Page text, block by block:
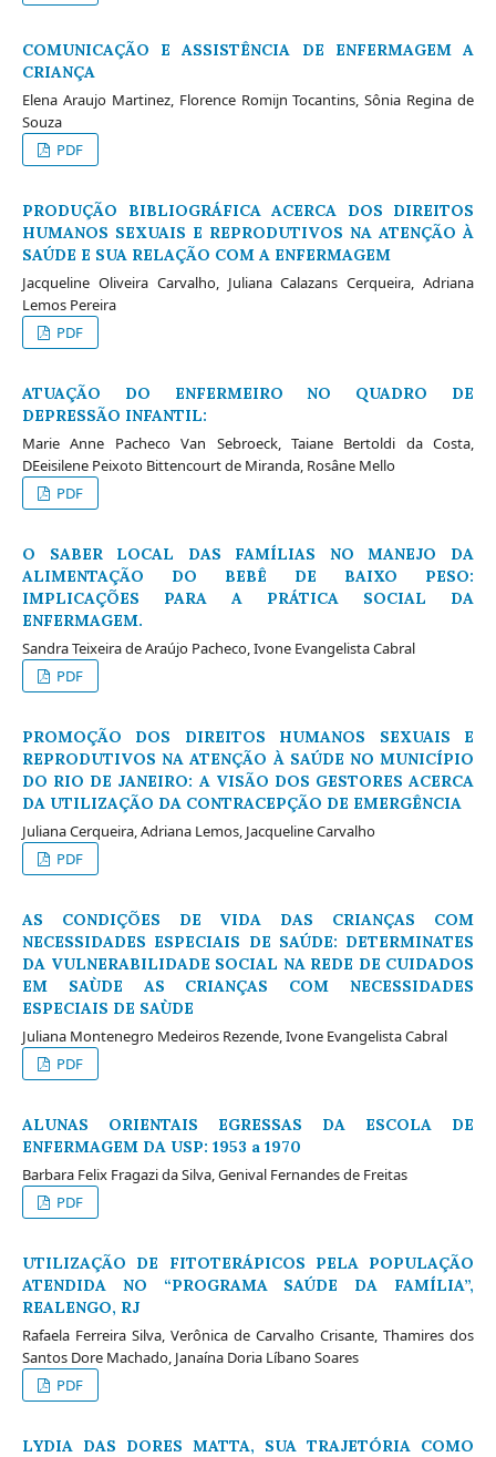
COMUNICAÇÃO E ASSISTÊNCIA DE ENFERMAGEM A
CRIANÇA
Elena Araujo Martinez, Florence Romijn Tocantins, Sônia Regina de
Souza
PDF
PRODUÇÃO BIBLIOGRÁFICA ACERCA DOS DIREITOS
HUMANOS SEXUAIS E REPRODUTIVOS NA ATENÇÃO À
SAÚDE E SUA RELAÇÃO COM A ENFERMAGEM
Jacqueline Oliveira Carvalho, Juliana Calazans Cerqueira, Adriana
Lemos Pereira
PDF
ATUAÇÃO DO ENFERMEIRO NO QUADRO DE
DEPRESSÃO INFANTIL:
Marie Anne Pacheco Van Sebroeck, Taiane Bertoldi da Costa,
DEeisilene Peixoto Bittencourt de Miranda, Rosâne Mello
PDF
O SABER LOCAL DAS FAMÍLIAS NO MANEJO DA
ALIMENTAÇÃO DO BEBÊ DE BAIXO PESO:
IMPLICAÇÕES PARA A PRÁTICA SOCIAL DA
ENFERMAGEM.
Sandra Teixeira de Araújo Pacheco, Ivone Evangelista Cabral
PDF
PROMOÇÃO DOS DIREITOS HUMANOS SEXUAIS E
REPRODUTIVOS NA ATENÇÃO À SAÚDE NO MUNICÍPIO
DO RIO DE JANEIRO: A VISÃO DOS GESTORES ACERCA
DA UTILIZAÇÃO DA CONTRACEPÇÃO DE EMERGÊNCIA
Juliana Cerqueira, Adriana Lemos, Jacqueline Carvalho
PDF
AS CONDIÇÕES DE VIDA DAS CRIANÇAS COM
NECESSIDADES ESPECIAIS DE SAÚDE: DETERMINATES
DA VULNERABILIDADE SOCIAL NA REDE DE CUIDADOS
EM SAÙDE AS CRIANÇAS COM NECESSIDADES
ESPECIAIS DE SAÙDE
Juliana Montenegro Medeiros Rezende, Ivone Evangelista Cabral
PDF
ALUNAS ORIENTAIS EGRESSAS DA ESCOLA DE
ENFERMAGEM DA USP: 1953 a 1970
Barbara Felix Fragazi da Silva, Genival Fernandes de Freitas
PDF
UTILIZAÇÃO DE FITOTERÁPICOS PELA POPULAÇÃO
ATENDIDA NO “PROGRAMA SAÚDE DA FAMÍLIA”,
REALENGO, RJ
Rafaela Ferreira Silva, Verônica de Carvalho Crisante, Thamires dos
Santos Dore Machado, Janaína Doria Líbano Soares
PDF
LYDIA DAS DORES MATTA, SUA TRAJETÓRIA COMO